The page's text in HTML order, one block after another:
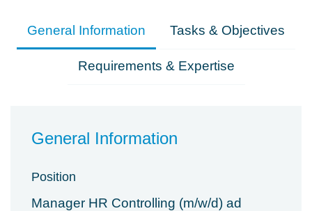
General Information Tasks & Objectives
Requirements & Expertise
General Information
Position
Manager HR Controlling (m/w/d) ad